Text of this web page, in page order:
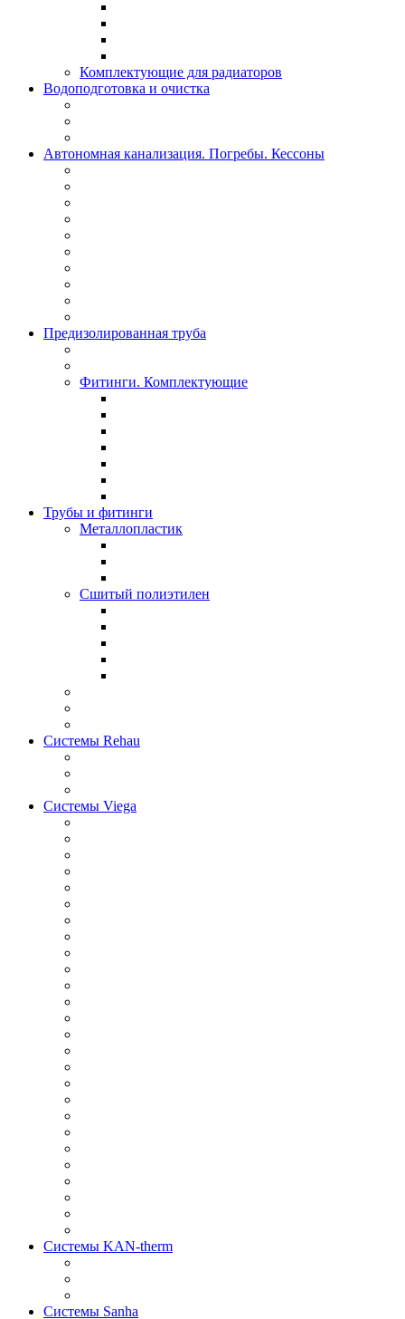
Комплектующие для радиаторов
Водоподготовка и очистка
Автономная канализация. Погребы. Кессоны
Предизолированная труба
Фитинги. Комплектующие
Трубы и фитинги
Металлопластик
Сшитый полиэтилен
Системы Rehau
Системы Viega
Системы KAN-therm
Системы Sanha